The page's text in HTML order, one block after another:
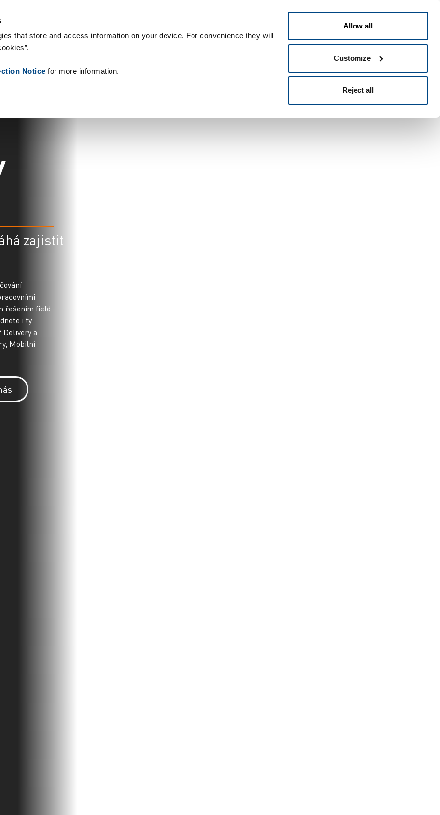
that store and access information on your device. For convenience they will
Notice for more information.
Allow all
Customize
Reject all
& Produkty
zajistit
řešením field
i ty
Delivery a
Mobilní